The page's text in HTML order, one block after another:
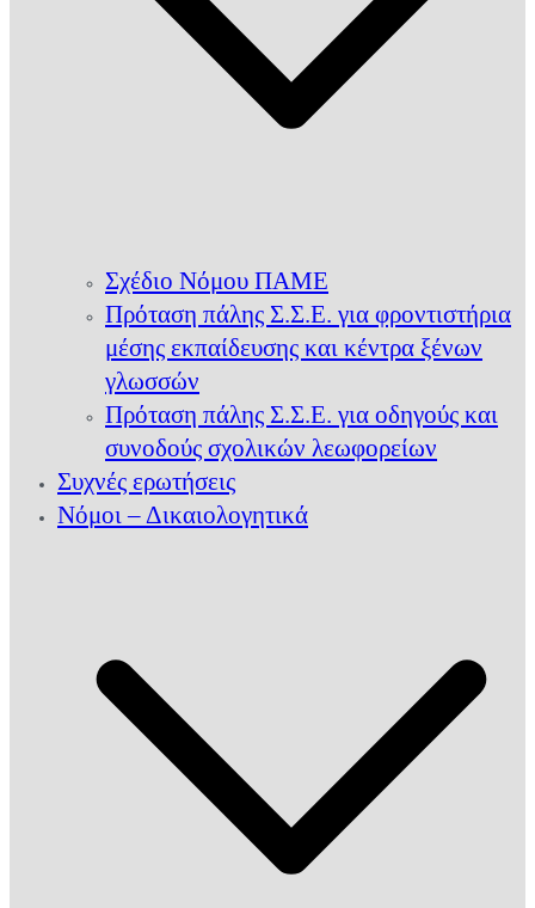
Σχέδιο Νόμου ΠΑΜΕ
Πρόταση πάλης Σ.Σ.Ε. για φροντιστήρια
μέσης εκπαίδευσης και κέντρα ξένων
γλωσσών
Πρόταση πάλης Σ.Σ.Ε. για οδηγούς και
συνοδούς σχολικών λεωφορείων
Συχνές ερωτήσεις
Νόμοι – Δικαιολογητικά